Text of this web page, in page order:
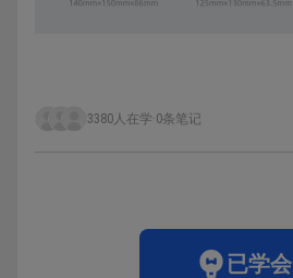
3380人在学·0条笔记
已学会